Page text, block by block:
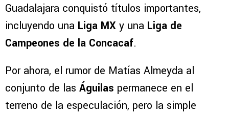
Guadalajara conquistó títulos importantes,
incluyendo una Liga MX y una Liga de
Campeones de la Concacaf.
Por ahora, el rumor de Matías Almeyda al
conjunto de las Águilas permanece en el
terreno de la especulación, pero la simple